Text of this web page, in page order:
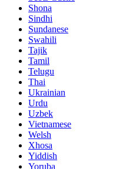
Shona
Sindhi
Sundanese
Swahili
Tajik
Tamil
Telugu
Thai
Ukrainian
Urdu
Uzbek
Vietnamese
Welsh
Xhosa
Yiddish
Yoruba